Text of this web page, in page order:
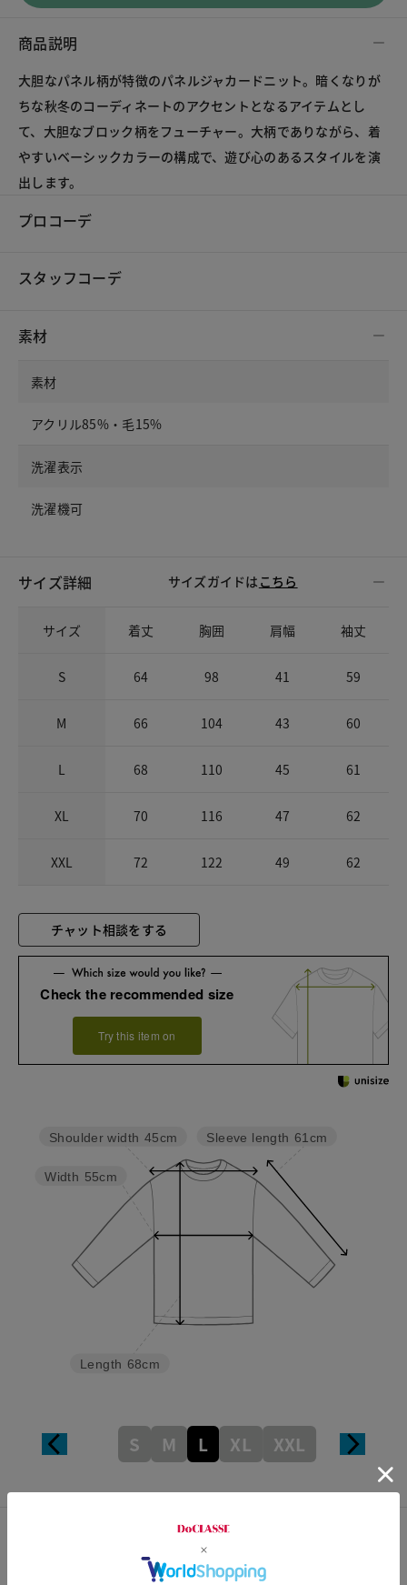
商品説明
大胆なパネル柄が特徴のパネルジャカードニット。暗くなりが
ちな秋冬のコーディネートのアクセントとなるアイテムとし
て、大胆なブロック柄をフューチャー。大柄でありながら、着
やすいベーシックカラーの構成で、遊び心のあるスタイルを演
出します。
プロコーデ
スタッフコーデ
素材
素材
アクリル85%・毛15%
洗濯表示
洗濯機可
サイズ詳細 サイズガイドは こちら
サイズ 着丈 胸囲 肩幅 袖丈
S 64 98 41 59
M 66 104 43 60
L 68 110 45 61
XL 70 116 47 62
XXL 72 122 49 62
チャット相談をする
Check the recommended size
Try this item on
Sleeve length 61cm
Length 68cm
Width 55cm
Shoulder width 45cm
S M L XL XXL